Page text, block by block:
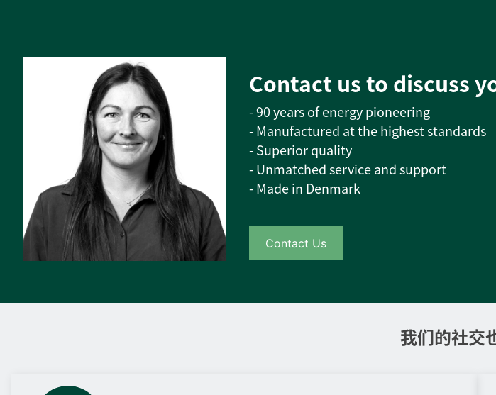
Contact us to discuss
- 90 years of energy pioneering
- Manufactured at the highest standards
- Superior quality
- Unmatched service and support
- Made in Denmark
Contact Us
我们的社交